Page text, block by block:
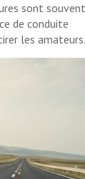
sont souvent
de conduite
les amateurs.